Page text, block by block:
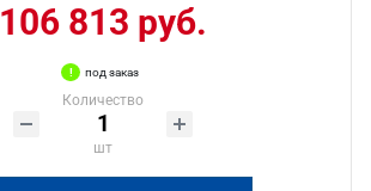
106 813 руб.
под заказ
Количество
шт